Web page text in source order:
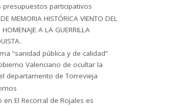
presupuestos participativos
MEMORIA HISTÓRICA VIENTO DEL
A LA GUERRILLA
“sanidad pública y de calidad”
Valenciano de ocultar la
departamento de Torrevieja
en El Recorral de Rojales es